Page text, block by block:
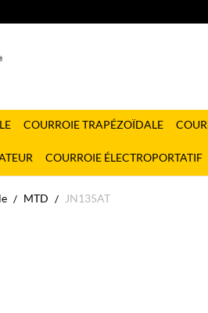
COURROIE TRAPÉZOÏDALE
COURROIE ÉLECTROPORTATIF
MTD JN135AT